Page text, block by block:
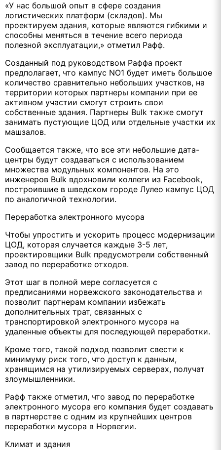
«У нас большой опыт в сфере создания
логистических платформ (складов). Мы
проектируем здания, которые являются гибкими и
способны меняться в течение всего периода
полезной эксплуатации,» отметил Рафф.
Созданный под руководством Раффа проект
предполагает, что кампус NO1 будет иметь большое
количество сравнительно небольших участков, на
территории которых партнеры компании при ее
активном участии смогут строить свои
собственные здания. Партнеры Bulk также смогут
занимать пустующие ЦОД или отдельные участки их
машзалов.
Сообщается также, что все эти небольшие дата-
центры будут создаваться с использованием
множества модульных компонентов. На это
инженеров Bulk вдохновили коллеги из Facebook,
построившие в шведском городе Лулео кампус ЦОД
по аналогичной технологии.
Переработка электронного мусора
Чтобы упростить и ускорить процесс модернизации
ЦОД, которая случается каждые 3-5 лет,
проектировщики Bulk предусмотрели собственный
завод по переработке отходов.
Этот шаг в полной мере согласуется с
предписаниями норвежского законодательства и
позволит партнерам компании избежать
дополнительных трат, связанных с
транспортировкой электронного мусора на
удаленные объекты для последующей переработки.
Кроме того, такой подход позволит свести к
минимуму риск того, что доступ к данным,
хранящимся на утилизируемых серверах, получат
злоумышленники.
Рафф также отметил, что завод по переработке
электронного мусора его компания будет создавать
в партнерстве с одним из крупнейших центров
переработки мусора в Норвегии.
Климат и здания